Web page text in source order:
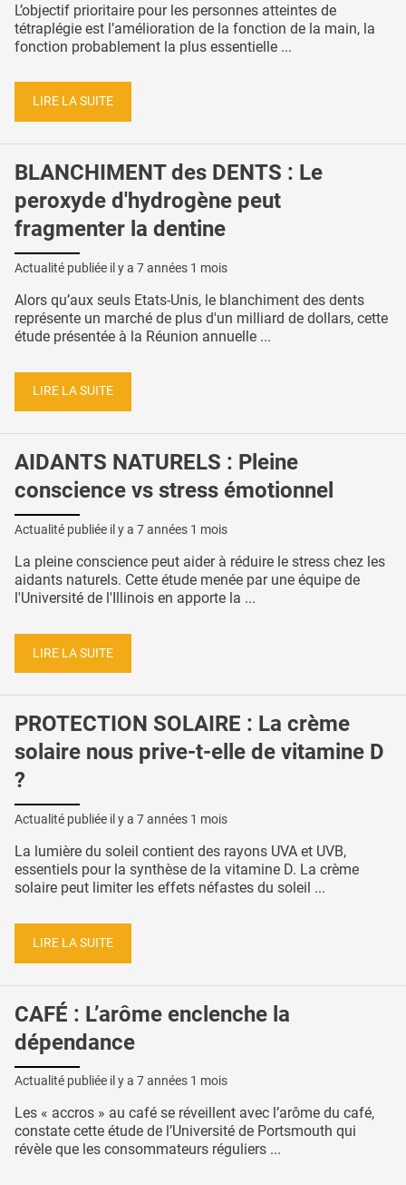
L’objectif prioritaire pour les personnes atteintes de
tétraplégie est l’amélioration de la fonction de la main, la
fonction probablement la plus essentielle ...
LIRE LA SUITE
BLANCHIMENT des DENTS : Le
peroxyde d'hydrogène peut
fragmenter la dentine
Actualité publiée il y a 7 années 1 mois
Alors qu’aux seuls Etats-Unis, le blanchiment des dents
représente un marché de plus d'un milliard de dollars, cette
étude présentée à la Réunion annuelle ...
LIRE LA SUITE
AIDANTS NATURELS : Pleine
conscience vs stress émotionnel
Actualité publiée il y a 7 années 1 mois
La pleine conscience peut aider à réduire le stress chez les
aidants naturels. Cette étude menée par une équipe de
l'Université de l'Illinois en apporte la ...
LIRE LA SUITE
PROTECTION SOLAIRE : La crème
solaire nous prive-t-elle de vitamine D
?
Actualité publiée il y a 7 années 1 mois
La lumière du soleil contient des rayons UVA et UVB,
essentiels pour la synthèse de la vitamine D. La crème
solaire peut limiter les effets néfastes du soleil ...
LIRE LA SUITE
CAFÉ : L’arôme enclenche la
dépendance
Actualité publiée il y a 7 années 1 mois
Les « accros » au café se réveillent avec l’arôme du café,
constate cette étude de l’Université de Portsmouth qui
révèle que les consommateurs réguliers ...